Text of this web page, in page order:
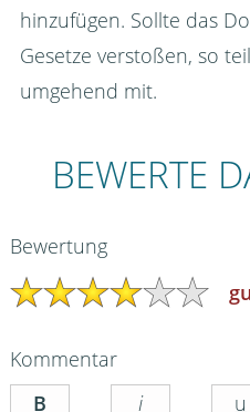
hinzufügen. Sollte das
Gesetze verstoßen, so
umgehend mit.
BEWERTE
Bewertung
Kommentar